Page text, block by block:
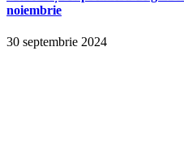
noiembrie
30 septembrie 2024